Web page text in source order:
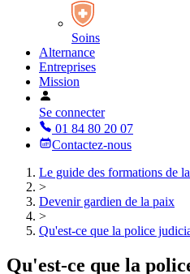
Soins
Alternance
Entreprises
Mission
Se connecter
01 84 80 20 07
Contactez-nous
Le guide des formations de
>
Devenir gardien de la paix
>
Qu'est-ce que la police
Qu'est-ce que la